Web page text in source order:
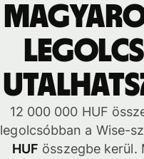
12 000 000 HUF
legolcsóbban a Wise-
HUF összegbe kerül.